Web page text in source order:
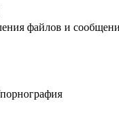
файлов и
порнография